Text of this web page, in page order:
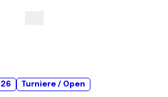
Turniere / Open